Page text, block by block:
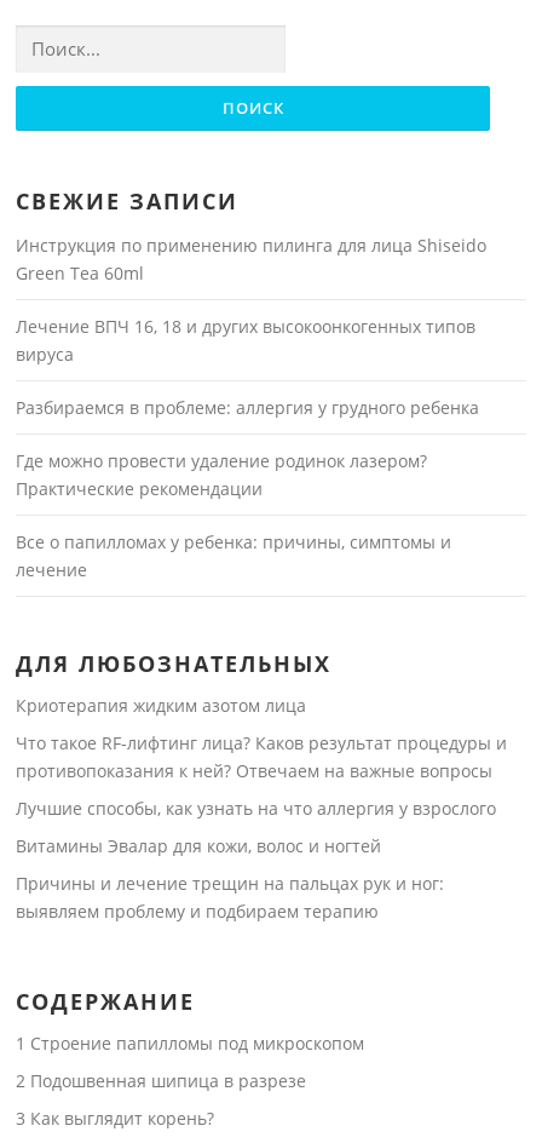
СВЕЖИЕ ЗАПИСИ
Инструкция по применению пилинга для лица Shiseido
Green Tea 60ml
Лечение ВПЧ 16, 18 и других высокоонкогенных типов
вируса
Разбираемся в проблеме: аллергия у грудного ребенка
Где можно провести удаление родинок лазером?
Практические рекомендации
Все о папилломах у ребенка: причины, симптомы и
лечение
ДЛЯ ЛЮБОЗНАТЕЛЬНЫХ
Криотерапия жидким азотом лица
Что такое RF-лифтинг лица? Каков результат процедуры и
противопоказания к ней? Отвечаем на важные вопросы
Лучшие способы, как узнать на что аллергия у взрослого
Витамины Эвалар для кожи, волос и ногтей
Причины и лечение трещин на пальцах рук и ног:
выявляем проблему и подбираем терапию
СОДЕРЖАНИЕ
1 Строение папилломы под микроскопом
2 Подошвенная шипица в разрезе
3 Как выглядит корень?